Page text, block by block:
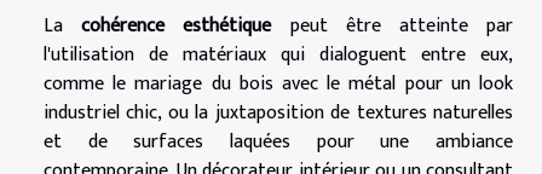
Lacohérence esthétiquepeut être atteinte par
l'utilisation de matériaux qui dialoguent entre eux,
comme le mariage du bois avec le métal pour un look
industriel chic, ou la juxtaposition de textures naturelles
et de surfaces laquées pour une ambiance